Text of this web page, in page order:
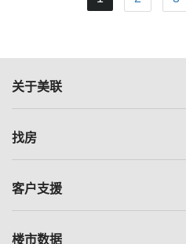
关于美联
美联集团
人才招募
找房
一手新房
客户支援
自助放盘
楼市数据